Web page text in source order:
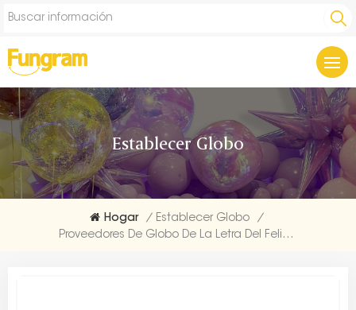
Establecer Globo
Hogar / Establecer Globo
/
Proveedores De Globo De La Letra Del Feliz Cumpleaños Del Azul Bebé